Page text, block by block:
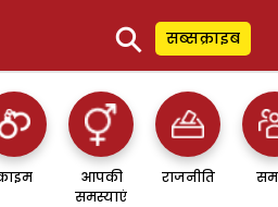
⚲ सब्सक्राइब
आपकी
समस्याएं
राजनीति